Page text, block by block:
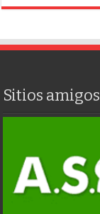
Sitios amigos